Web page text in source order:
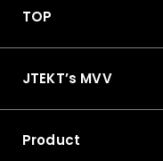
TOP
JTEKT’s MVV
Product